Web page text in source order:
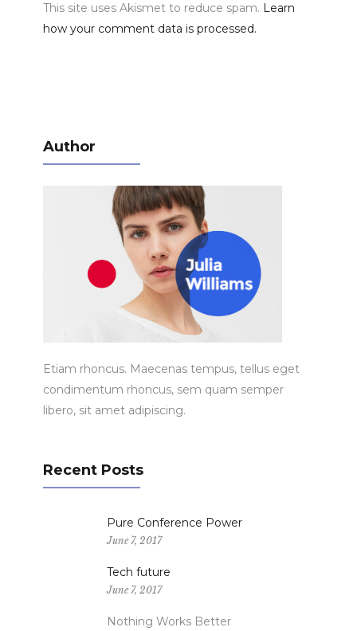
This site uses Akismet to reduce spam. Learn
how your comment data is processed.
Author
Etiam rhoncus. Maecenas tempus, tellus eget
condimentum rhoncus, sem quam semper
libero, sit amet adipiscing.
Recent Posts
Pure Conference Power
June 7, 2017
Tech future
June 7, 2017
Nothing Works Better